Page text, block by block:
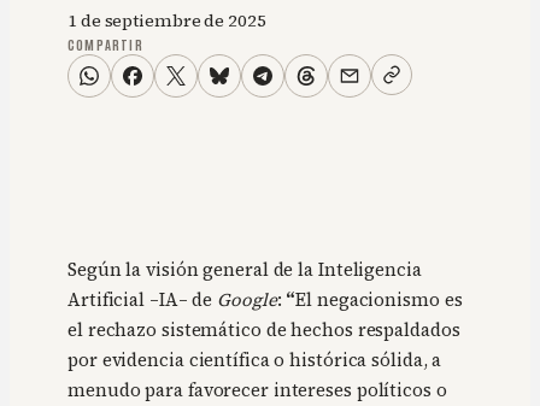
1 de septiembre de 2025
COMPARTIR
Según la visión general de la Inteligencia
Artificial –IA– de Google: “El negacionismo es
el rechazo sistemático de hechos respaldados
por evidencia científica o histórica sólida, a
menudo para favorecer intereses políticos o